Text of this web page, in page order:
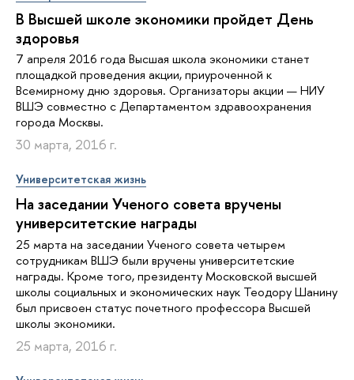
В Высшей школе экономики пройдет День
здоровья
7 апреля 2016 года Высшая школа экономики станет
площадкой проведения акции, приуроченной к
Всемирному дню здоровья. Организаторы акции — НИУ
ВШЭ совместно с Департаментом здравоохранения
города Москвы.
30 марта, 2016 г.
Университетская жизнь
На заседании Ученого совета вручены
университетские награды
25 марта на заседании Ученого совета четырем
сотрудникам ВШЭ были вручены университетские
награды. Кроме того, президенту Московской высшей
школы социальных и экономических наук Теодору Шанину
был присвоен статус почетного профессора Высшей
школы экономики.
25 марта, 2016 г.